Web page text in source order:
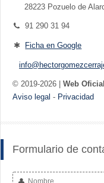
28223 Pozuelo de
91 290 31 94
Ficha en Google
© 2019-2026 | Web Oficial
Aviso legal - Privacidad
Formulario de